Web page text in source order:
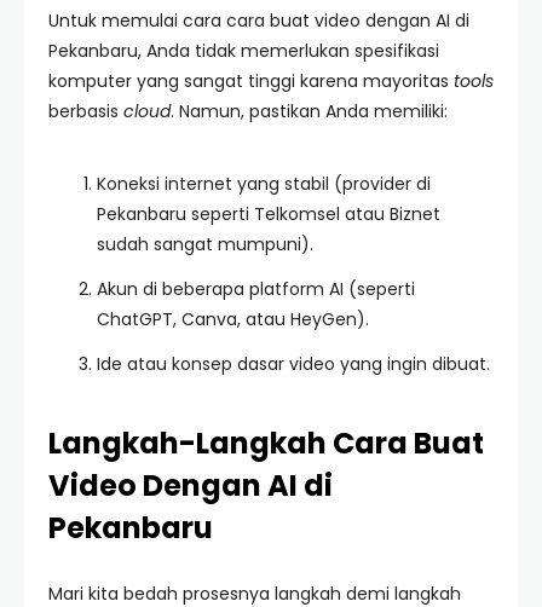
Untuk memulai cara cara buat video dengan AI di
Pekanbaru, Anda tidak memerlukan spesifikasi
komputer yang sangat tinggi karena mayoritas tools
berbasis cloud. Namun, pastikan Anda memiliki:
Koneksi internet yang stabil (provider di
Pekanbaru seperti Telkomsel atau Biznet
sudah sangat mumpuni).
Akun di beberapa platform AI (seperti
ChatGPT, Canva, atau HeyGen).
Ide atau konsep dasar video yang ingin dibuat.
Langkah-Langkah Cara Buat
Video Dengan AI di
Pekanbaru
Mari kita bedah prosesnya langkah demi langkah